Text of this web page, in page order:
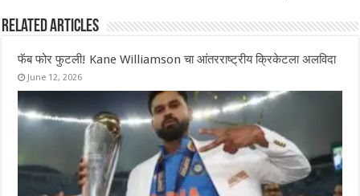
Related Articles
फॅब फोर फुटली! Kane Williamson चा आंतरराष्ट्रीय क्रिकेटला अलविदा
June 12, 2026